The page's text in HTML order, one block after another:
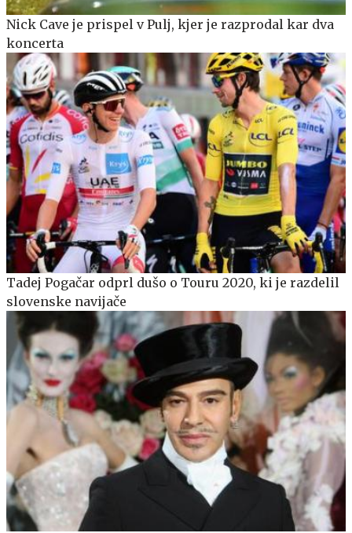
Nick Cave je prispel v Pulj, kjer je razprodal kar dva
koncerta
Tadej Pogačar odprl dušo o Touru 2020, ki je razdelil
slovenske navijače